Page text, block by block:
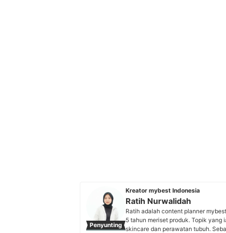
Penyunting
Kreator mybest Indonesia
Ratih Nurwalidah
Ratih adalah content planner
5 tahun meriset produk. Topik
skincare dan perawatan tubuh.